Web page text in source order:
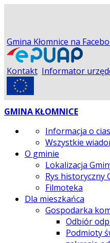
Gmina Kłomnice na
Kontakt Informator
GMINA KŁOMNICE
Informacja o
Wszystkie
O gminie
Lokalizacja
Rys historyczny
Filmoteka
Dla mieszkańca
Gospodarka
Odbiór
Podmioty